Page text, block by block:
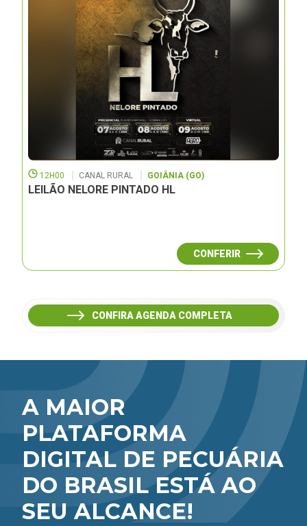
12H00 CANAL RURAL GOIÂNIA (GO)
LEILÃO NELORE PINTADO HL
CONFERIR
CONFIRA AGENDA COMPLETA
A MAIOR
PLATAFORMA
DIGITAL DE PECUÁRIA
DO BRASIL ESTÁ AO
SEU ALCANCE!